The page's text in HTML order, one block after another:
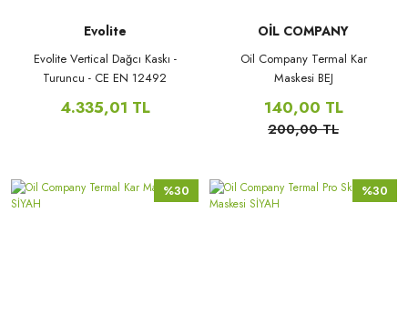
Evolite
Evolite Vertical Dağcı Kaskı -
Turuncu - CE EN 12492
4.335,01 TL
OİL COMPANY
Oil Company Termal Kar
Maskesi BEJ
140,00 TL
200,00 TL
%30 %30